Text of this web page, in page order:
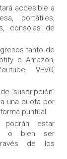
accesible a
portátiles,
consolas de
tanto de
o Amazon,
VEVO,
“suscripción”
una cuota por
puntual.
estar
o bien ser
de los